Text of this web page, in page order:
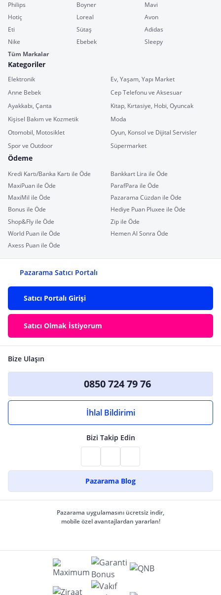
Philips
Boyner
Mavi
Hotiç
Loreal
Avon
Eti
Sütaş
Adidas
Nike
Ebebek
Sleepy
Tüm Markalar
Kategoriler
Elektronik
Ev, Yaşam, Yapı Market
Anne Bebek
Cep Telefonu ve Aksesuar
Ayakkabı, Çanta
Kitap, Kırtasiye, Hobi, Oyuncak
Kişisel Bakım ve Kozmetik
Moda
Otomobil, Motosiklet
Oyun, Konsol ve Dijital Servisler
Spor ve Outdoor
Süpermarket
Ödeme
Kredi Kartı/Banka Kartı ile Öde
Bankkart Lira ile Öde
MaxiPuan ile Öde
ParafPara ile Öde
MaxiMil ile Öde
Pazarama Cüzdan ile Öde
Bonus ile Öde
Hediye Puan Pluxee ile Öde
Shop&Fly ile Öde
Zip ile Öde
World Puan ile Öde
Hemen Al Sonra Öde
Axess Puan ile Öde
Pazarama Satıcı Portalı
Satıcı Portalı Girişi
Satıcı Olmak İstiyorum
Bize Ulaşın
0850 724 79 76
İhlal Bildirimi
Bizi Takip Edin
Pazarama Blog
Pazarama uygulamasını ücretsiz indir,
mobile özel avantajlardan yararlan!